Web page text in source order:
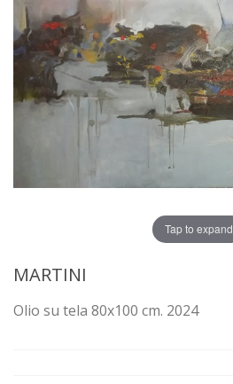
Tap to expand
MARTINI
Olio su tela 80x100 cm. 2024